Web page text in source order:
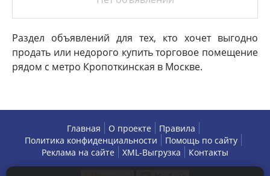
Раздел объявлений для тех, кто хочет выгодно
продать или недорого купить торговое помещение
рядом с метро Кропоткинская в Москве.
Главная О проекте
Правила
Политика конфиденциальности
Помощь по сайту
Реклама на сайте
XML-Выгрузка Контакты